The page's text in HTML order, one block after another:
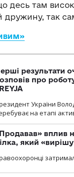
десь там
дружину, так
результати
про
України
на етапі
вплив
який